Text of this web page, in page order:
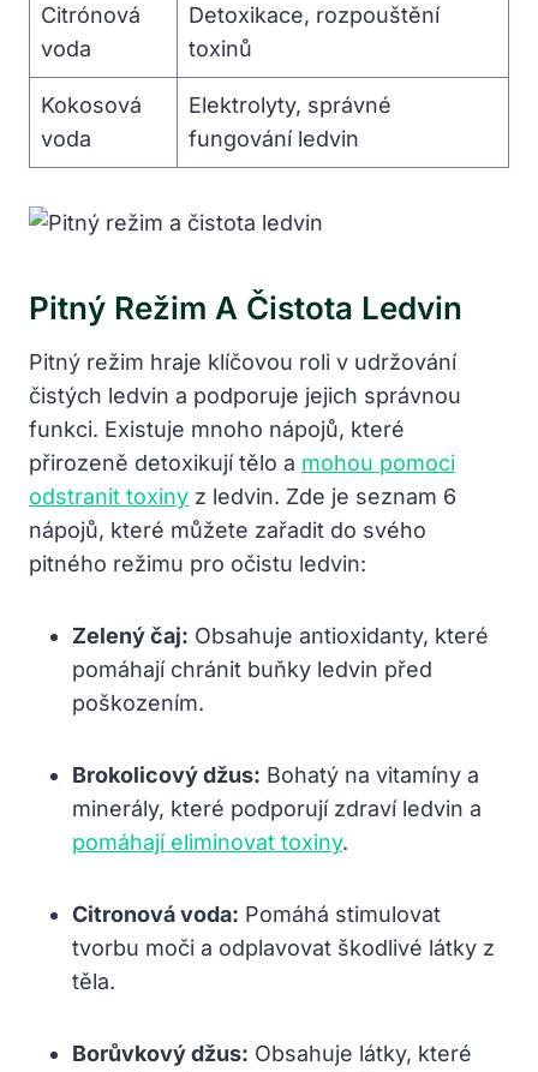
Citrónová
voda
Detoxikace, rozpouštění‍
toxinů
Kokosová
voda
Elektrolyty, správné⁣
fungování ledvin
Pitný ⁣režim A Čistota Ledvin
Pitný režim ⁣hraje klíčovou roli v udržování
čistých ledvin a podporuje jejich⁢ správnou
funkci. Existuje mnoho ‍nápojů, které‌
přirozeně detoxikují tělo a⁣ mohou pomoci
odstranit toxiny ‌ z ledvin. ⁤Zde je seznam 6‌
nápojů, které můžete zařadit do svého
pitného režimu pro‌ očistu ledvin:
Zelený ​čaj: ⁢Obsahuje⁣ antioxidanty, které
pomáhají chránit‌ buňky ledvin před⁣
poškozením.
Brokolicový džus: Bohatý na vitamíny⁢ a
⁢minerály, které ‍podporují zdraví ledvin‍ a
pomáhají eliminovat toxiny.
Citronová voda: Pomáhá stimulovat
tvorbu moči a odplavovat škodlivé látky ‌z
těla.
Borůvkový džus: Obsahuje látky, které